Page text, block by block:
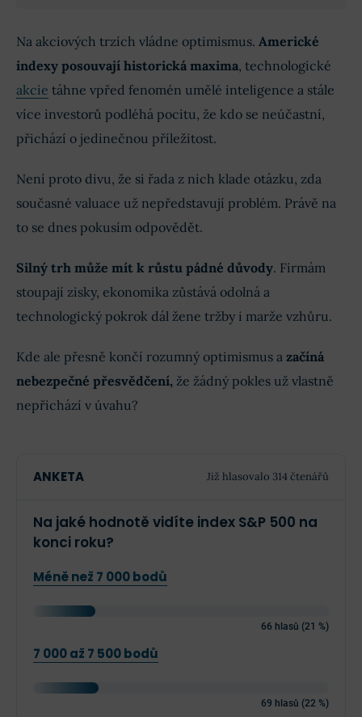
Na akciových trzích vládne optimismus. Americké
indexy posouvají historická maxima, technologické
akcie táhne vpřed fenomén umělé inteligence a stále
více investorů podléhá pocitu, že kdo se neúčastní,
přichází o jedinečnou příležitost.
Není proto divu, že si řada z nich klade otázku, zda
současné valuace už nepředstavují problém. Právě na
to se dnes pokusím odpovědět.
Silný trh může mít k růstu pádné důvody. Firmám
stoupají zisky, ekonomika zůstává odolná a
technologický pokrok dál žene tržby i marže vzhůru.
Kde ale přesně končí rozumný optimismus a začíná
nebezpečné přesvědčení, že žádný pokles už vlastně
nepřichází v úvahu?
ANKETA Již hlasovalo 314 čtenářů
Na jaké hodnotě vidíte index S&P 500 na
konci roku?
Méně než 7 000 bodů
66 hlasů (21 %)
7 000 až 7 500 bodů
69 hlasů (22 %)